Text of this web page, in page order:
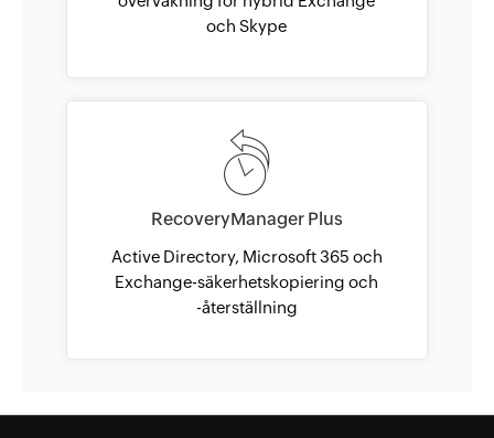
och Skype
RecoveryManager Plus
Active Directory, Microsoft 365 och
Exchange-säkerhetskopiering och
-återställning